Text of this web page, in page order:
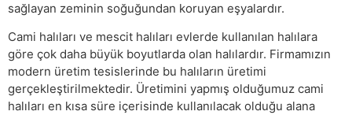
sağlayan zeminin soğuğundan koruyan eşyalardır.
Cami halıları ve mescit halıları evlerde kullanılan halılara
göre çok daha büyük boyutlarda olan halılardır. Firmamızın
modern üretim tesislerinde bu halıların üretimi
gerçekleştirilmektedir. Üretimini yapmış olduğumuz cami
halıları en kısa süre içerisinde kullanılacak olduğu alana